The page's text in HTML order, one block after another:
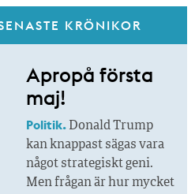
KRÖNIKOR
Apropå första
maj!
Politik. Donald Trump
kan knappast sägas vara
något strategiskt geni.
Men frågan är hur mycket